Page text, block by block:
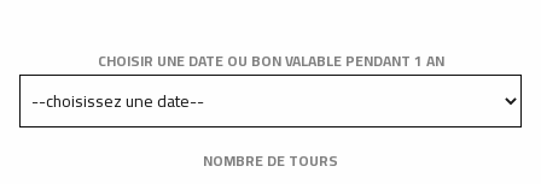
CHOISIR UNE DATE OU BON VALABLE PENDANT 1 AN
NOMBRE DE TOURS